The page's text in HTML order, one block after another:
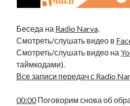
Экономика
Юмор
Метки
Беседа на Radio Narva.
Смотреть/слушать видео в
Смотреть/слушать видео на
таймкодами).
Все записи передач с Radio
00:00Поговорим снова об